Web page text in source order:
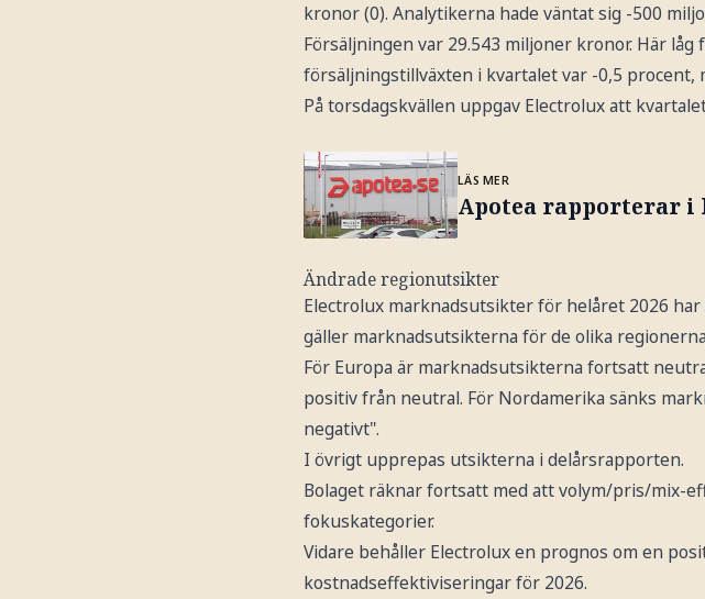
kronor (0). Analytikerna hade väntat sig -500
Försäljningen var 29.543 miljoner kronor. Här
försäljningstillväxten i kvartalet var -0,5 procent,
På torsdagskvällen uppgav Electrolux att
LÄS MER
Apotea rapporterar
Ändrade regionutsikter
Electrolux marknadsutsikter för helåret 2026
gäller marknadsutsikterna för de olika
För Europa är marknadsutsikterna fortsatt
positiv från neutral. För Nordamerika sänks
negativt".
I övrigt upprepas utsikterna i delårsrapporten.
Bolaget räknar fortsatt med att volym/pris/mix-
fokuskategorier.
Vidare behåller Electrolux en prognos om en
kostnadseffektiviseringar för 2026.